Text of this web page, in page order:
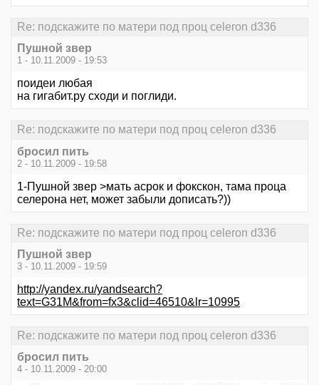
Re: подскажите по матери под проц celeron d336
Пушной звер
1 - 10.11.2009 - 19:53
поидеи любая
на гигабит.ру сходи и поглиди.
Re: подскажите по матери под проц celeron d336
бросил пить
2 - 10.11.2009 - 19:58
1-Пушной звер >мать асрок и фокскон, тама проца
селерона нет, может забыли дописать?))
Re: подскажите по матери под проц celeron d336
Пушной звер
3 - 10.11.2009 - 19:59
http://yandex.ru/yandsearch?
text=G31M&from=fx3&clid=46510&lr=10995
Re: подскажите по матери под проц celeron d336
бросил пить
4 - 10.11.2009 - 20:00